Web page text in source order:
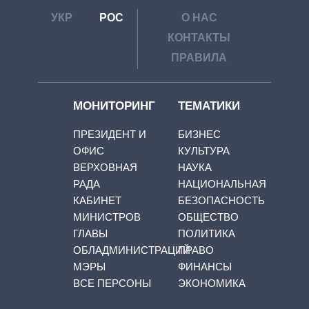
УКР РОС
О НАС
КОНТАКТЫ
ПРАВИЛА
МОНИТОРИНГ
ПРЕЗИДЕНТ И
ОФИС
ВЕРХОВНАЯ
РАДА
КАБИНЕТ
МИНИСТРОВ
ГЛАВЫ
ОБЛАДМИНИСТРАЦИЙ
МЭРЫ
ВСЕ ПЕРСОНЫ
ТЕМАТИКИ
БИЗНЕС
КУЛЬТУРА
НАУКА
НАЦИОНАЛЬНАЯ
БЕЗОПАСНОСТЬ
ОБЩЕСТВО
ПОЛИТИКА
ПРАВО
ФИНАНСЫ
ЭКОНОМИКА